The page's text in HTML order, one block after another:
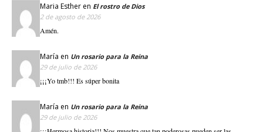
Maria Esther en El rostro de Dios
2 de agosto de 2026
Amén.
María en Un rosario para la Reina
29 de julio de 2026
¡¡¡Yo tmb!!! Es súper bonita
María en Un rosario para la Reina
29 de julio de 2026